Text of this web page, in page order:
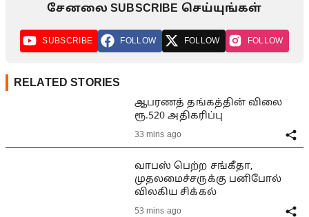
சேனலை SUBSCRIBE செய்யுங்கள்
SUBSCRIBE FOLLOW FOLLOW FOLLOW
RELATED STORIES
ஆபரணத் தங்கத்தின் விலை
ரூ.520 அதிகரிப்பு
33 mins ago
வாபஸ் பெற்ற சங்கீதா,
முதலமைச்சருக்கு பனிபோல்
விலகிய சிக்கல்
53 mins ago